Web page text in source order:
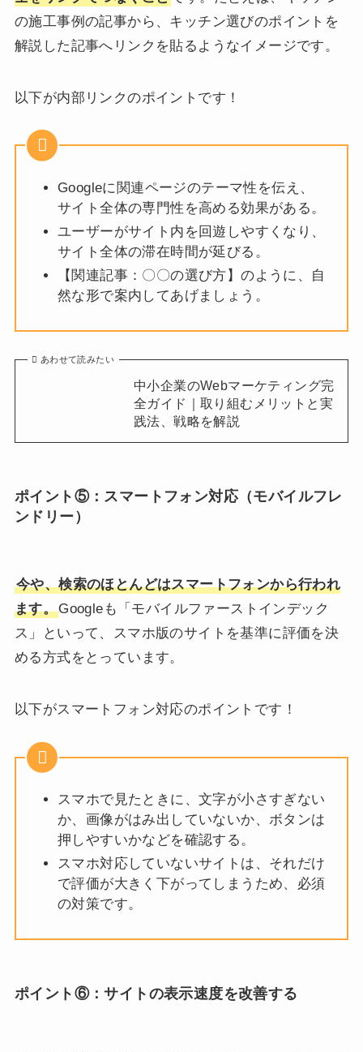
の施工事例の記事から、キッチン選びのポイントを
解説した記事へリンクを貼るようなイメージです。
以下が内部リンクのポイントです！
Googleに関連ページのテーマ性を伝え、
サイト全体の専門性を高める効果がある。
ユーザーがサイト内を回遊しやすくなり、
サイト全体の滞在時間が延びる。
【関連記事：〇〇の選び方】のように、自
然な形で案内してあげましょう。
あわせて読みたい
中小企業のWebマーケティング完
全ガイド｜取り組むメリットと実
践法、戦略を解説
ポイント⑤： スマートフォン対応（モバイルフレ
ンドリー）
今や、検索のほとんどはスマートフォンから行われ
ます。Googleも「モバイルファーストインデック
ス」といって、スマホ版のサイトを基準に評価を決
める方式をとっています。
以下がスマートフォン対応のポイントです！
スマホで見たときに、文字が小さすぎない
か、画像がはみ出していないか、ボタンは
押しやすいかなどを確認する。
スマホ対応していないサイトは、それだけ
で評価が大きく下がってしまうため、必須
の対策です。
ポイント⑥：サイトの表示速度を改善する